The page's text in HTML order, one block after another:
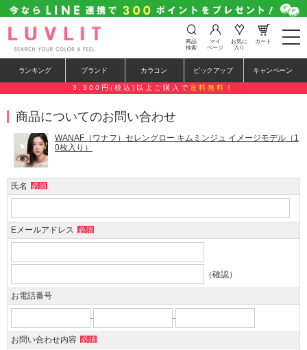
t
o
e
n
g
o
商品
検索
マイ
ページ
お気に
入り
カート
ランキング ブランド カラコン ピックアップ キャンペーン
3,300円(税込)以上ご購入で 送料無料！
商品についてのお問い合わせ
WANAF（ワナフ）セレングロー キムミンジュ イメージモデル（1
0枚入り）
氏名 必須
Eメールアドレス 必須
（確認）
お電話番号
- -
お問い合わせ内容 必須